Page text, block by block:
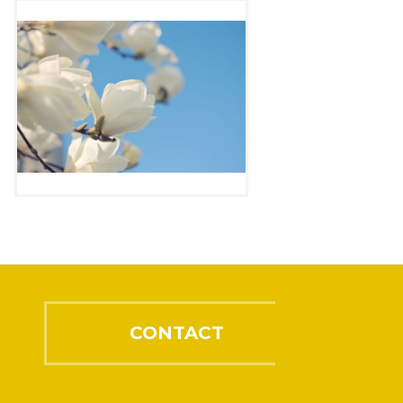
CONTACT